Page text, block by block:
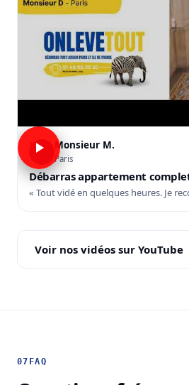
M Monsieur M.
Paris
Débarras appartement
« Tout vidé en quelques heures. Je
Voir nos vidéos sur YouTube
07 FAQ